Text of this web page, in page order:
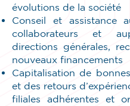
évolutions de la société
Conseil et assistance
collaborateurs et
directions générales,
nouveaux financements
Capitalisation de
et des retours
filiales adhérentes et